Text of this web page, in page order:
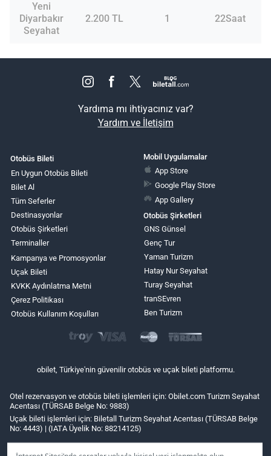
Yeni
Diyarbakır
Seyahat
2.200 TL 1 22Saat
Yardıma mı ihtiyacınız var?
Yardım ve İletişim
Otobüs Bileti
En Uygun Otobüs Bileti
Bilet Al
Tüm Seferler
Destinasyonlar
Otobüs Şirketleri
Terminaller
Kampanya ve Promosyonlar
Uçak Bileti
KVKK Aydınlatma Metni
Çerez Politikası
Otobüs Kullanım Koşulları
Mobil Uygulamalar
App Store
Google Play Store
App Gallery
Otobüs Şirketleri
GNS Günsel
Genç Tur
Yaman Turizm
Hatay Nur Seyahat
Turay Seyahat
tranSEvren
Ben Turizm
obilet, Türkiye'nin güvenilir otobüs ve uçak bileti platformu.
Otel rezervasyon ve otobüs bileti işlemleri için: Obilet.com Turizm Seyahat
Acentası (TÜRSAB Belge No: 9883)
Uçak bileti işlemleri için: Biletall Turizm Seyahat Acentası (TÜRSAB Belge
No: 4443) | (IATA Üyelik No: 88214125)